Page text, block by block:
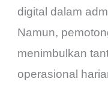
digital dalam
Namun,
menimbulkan
operasional